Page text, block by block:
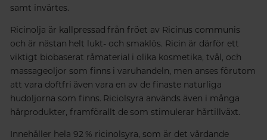
samt invärtes.
Ricinolja är kallpressad från fröet av Ricinus communis
och är nästan helt lukt- och smaklös. Ricin är därför ett
viktigt biobaserat råmaterial i olika kosmetika, tvål, och
massageoljor som finns i varuhandeln, men anses förutom
att vara doftfri även vara en av de finaste naturliga
hudoljorna som finns. Riciolsyra används även i många
hårprodukter, framförallt de som stimulerar hårtillväxt.
Innehåller hela 92 % ricinolsyra, som är det vårdande